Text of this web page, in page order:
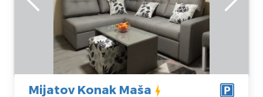
Lokacija:
Zlatibor Okolno
Adresa:Trnava
Cena 32 €
Gosti:2
Kvadratura :30
m2
Struktura :
Studio
Mijatov Konak Maša